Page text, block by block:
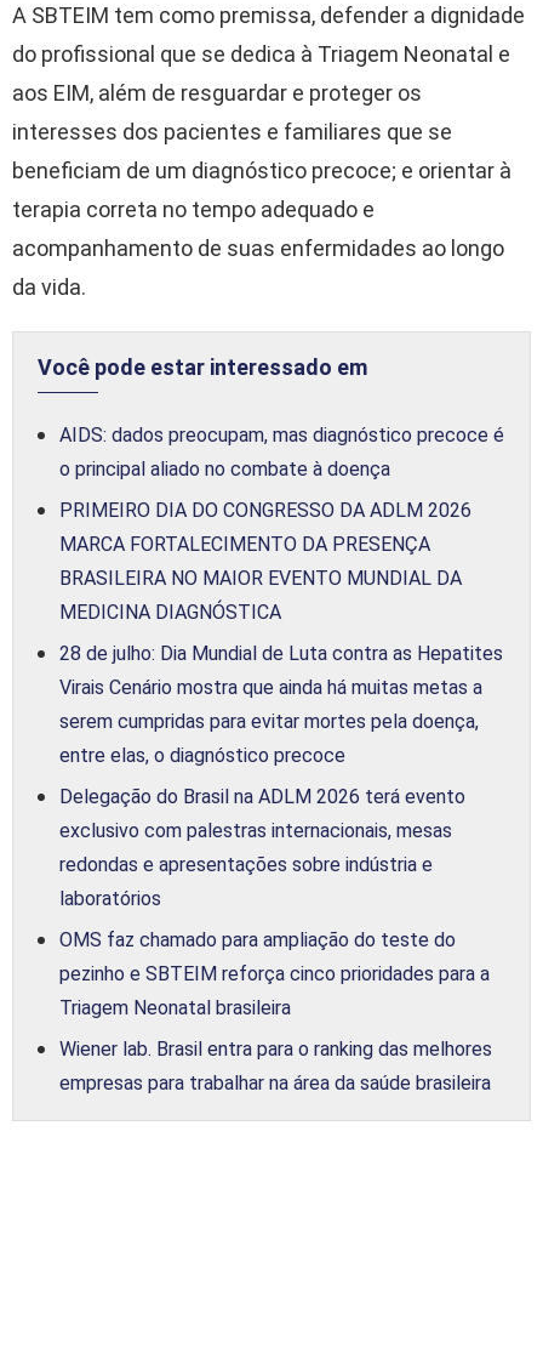
A SBTEIM tem como premissa, defender a dignidade
do profissional que se dedica à Triagem Neonatal e
aos EIM, além de resguardar e proteger os
interesses dos pacientes e familiares que se
beneficiam de um diagnóstico precoce; e orientar à
terapia correta no tempo adequado e
acompanhamento de suas enfermidades ao longo
da vida.
Você pode estar interessado em
AIDS: dados preocupam, mas diagnóstico precoce é
o principal aliado no combate à doença
PRIMEIRO DIA DO CONGRESSO DA ADLM 2026
MARCA FORTALECIMENTO DA PRESENÇA
BRASILEIRA NO MAIOR EVENTO MUNDIAL DA
MEDICINA DIAGNÓSTICA
28 de julho: Dia Mundial de Luta contra as Hepatites
Virais Cenário mostra que ainda há muitas metas a
serem cumpridas para evitar mortes pela doença,
entre elas, o diagnóstico precoce
Delegação do Brasil na ADLM 2026 terá evento
exclusivo com palestras internacionais, mesas
redondas e apresentações sobre indústria e
laboratórios
OMS faz chamado para ampliação do teste do
pezinho e SBTEIM reforça cinco prioridades para a
Triagem Neonatal brasileira
Wiener lab. Brasil entra para o ranking das melhores
empresas para trabalhar na área da saúde brasileira